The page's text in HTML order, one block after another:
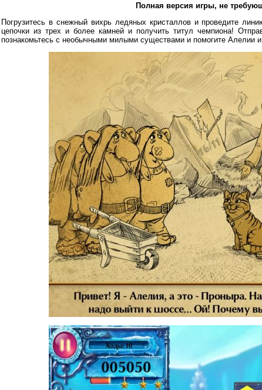
Полная версия игры, не
Погрузитесь в снежный вихрь ледяных кристаллов и проведите
цепочки из трех и более камней и получить титул чемпиона!
познакомьтесь с необычными милыми существами и помогите Алелии